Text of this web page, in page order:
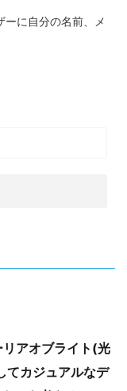
ーに自分の名前、メ
リアオブライト(光
てカジュアルなデ